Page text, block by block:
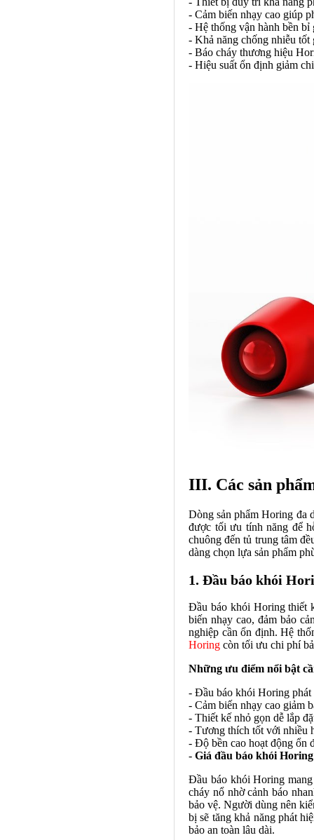
- Cảm biến nhạy cao giúp
- Hệ thống vận hành bền bỉ
- Khả năng chống nhiễu
- Báo cháy thương hiệu
- Hiệu suất ổn định giảm
III. Các sản
Dòng sản phẩm Horing đa
được tối ưu tính năng để
chuông đến tủ trung tâm
dàng chọn lựa sản phẩm
1. Đầu báo khói
Đầu báo khói Horing thiết
biến nhạy cao, đảm bảo
nghiệp cần ổn định. Hệ
Horing còn tối ưu chi phí
Những ưu điểm nổi bật
- Đầu báo khói Horing
- Cảm biến nhạy cao giảm
- Thiết kế nhỏ gọn dễ lắp
- Tương thích tốt với nhiều
- Độ bền cao hoạt động ổn
- Giá đầu báo khói Horing
Đầu báo khói Horing
cháy nổ nhờ cảnh báo
bảo vệ. Người dùng nên
bị sẽ tăng khả năng phát
bảo an toàn lâu dài.